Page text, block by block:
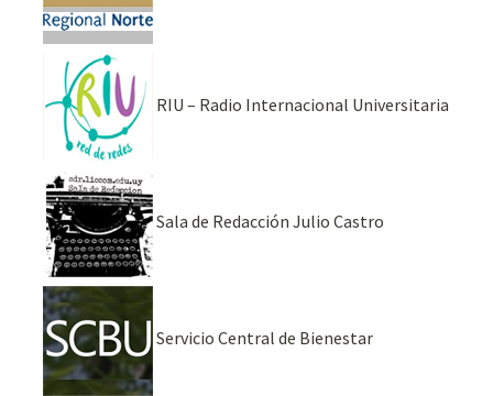
RIU – Radio Internacional Universitaria
Sala de Redacción Julio Castro
Servicio Central de Bienestar